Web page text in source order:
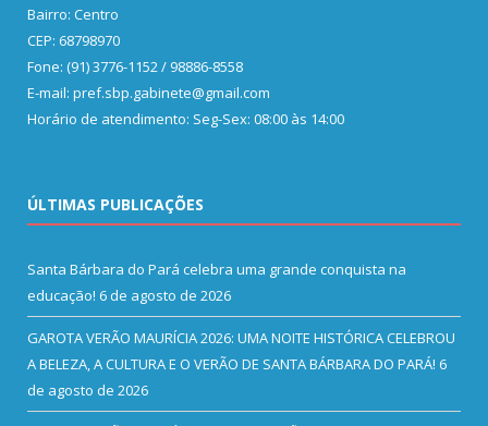
Bairro: Centro
CEP: 68798970
Fone: (91) 3776-1152 / 98886-8558
E-mail: pref.sbp.gabinete@gmail.com
Horário de atendimento: Seg-Sex: 08:00 às 14:00
ÚLTIMAS PUBLICAÇÕES
Santa Bárbara do Pará celebra uma grande conquista na
educação! 6 de agosto de 2026
GAROTA VERÃO MAURÍCIA 2026: UMA NOITE HISTÓRICA CELEBROU
A BELEZA, A CULTURA E O VERÃO DE SANTA BÁRBARA DO PARÁ! 6
de agosto de 2026